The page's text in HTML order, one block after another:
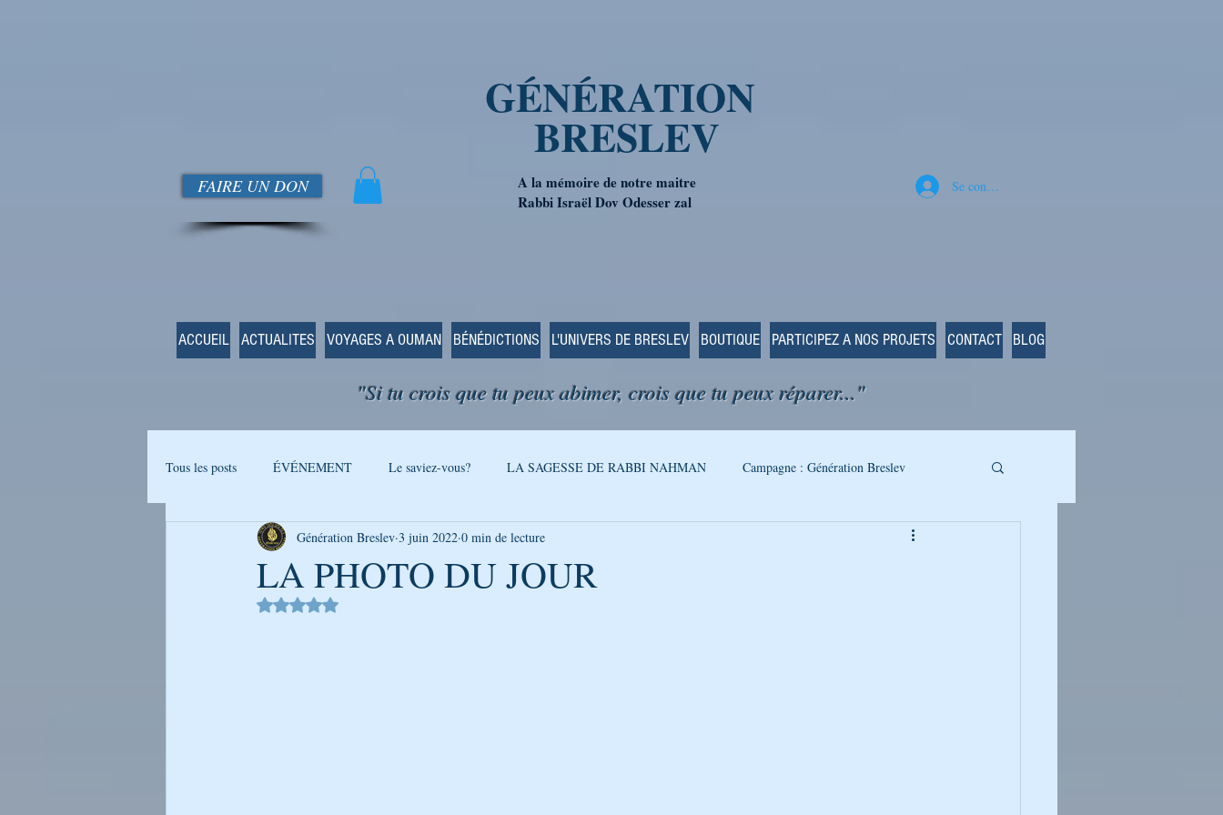
GÉNÉRATION
BRESLEV
FAIRE UN DON
A la mémoire de notre maitre
Rabbi Israël Dov Odesser zal
Se connecter
ACCUEIL ACTUALITES VOYAGES A OUMAN BÉNÉDICTIONS L'UNIVERS DE BRESLEV BOUTIQUE PARTICIPEZ A NOS PROJETS CONTACT BLOG
"Si tu crois que tu peux abimer, crois que tu peux réparer..."
Tous les posts ÉVÉNEMENT Le saviez-vous? LA SAGESSE DE RABBI NAHMAN Campagne : Génération Breslev
Actualités Breslev L'univers de Breslev SONDAGE
Ma journée avec Rabenou - Etude jou
LA PHOTO DU JOUR
Génération Breslev 3 juin 2022 0 min de lecture
Noté NaN étoiles sur 5.